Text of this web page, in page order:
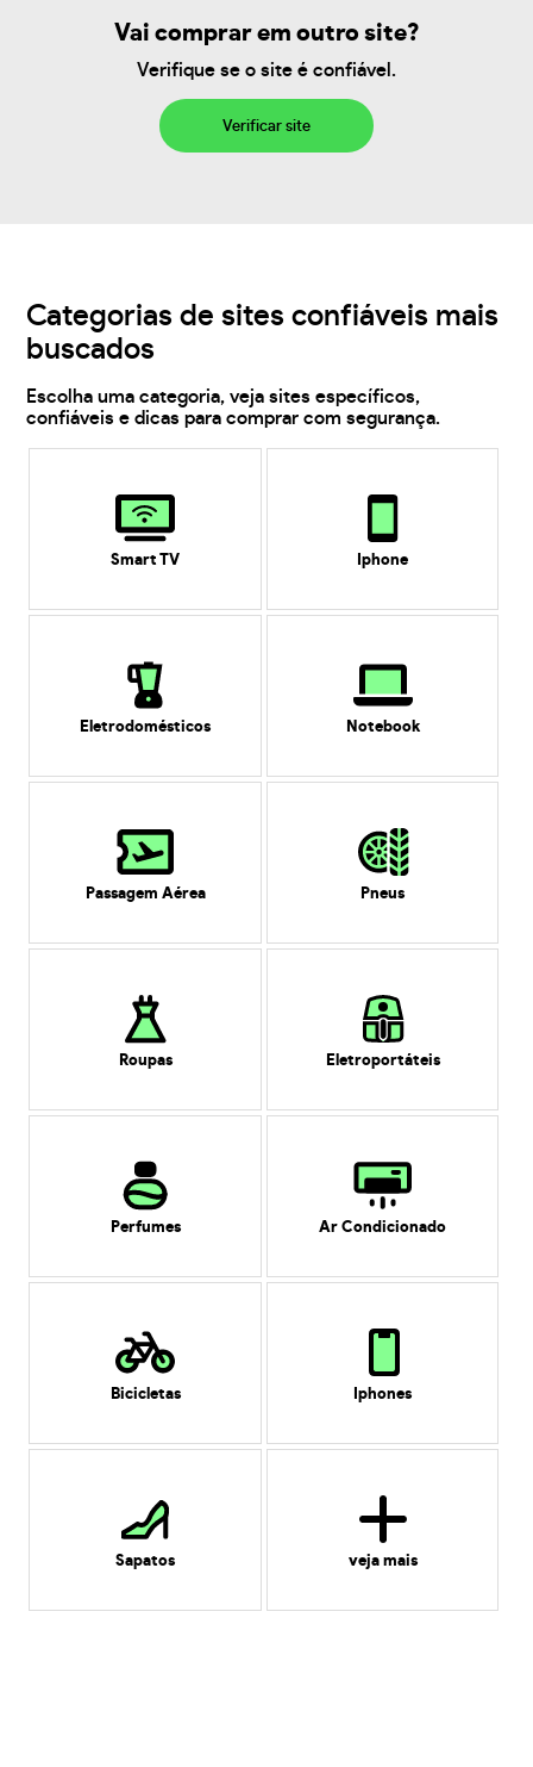
Vai comprar em outro site?
Verifique se o site é confiável.
Verificar site
Categorias de sites confiáveis mais
buscados
Escolha uma categoria, veja sites específicos,
confiáveis e dicas para comprar com segurança.
Smart TV Iphone
Eletrodomésticos Notebook
Passagem Aérea Pneus
Roupas Eletroportáteis
Perfumes Ar Condicionado
Bicicletas Iphones
Sapatos veja mais